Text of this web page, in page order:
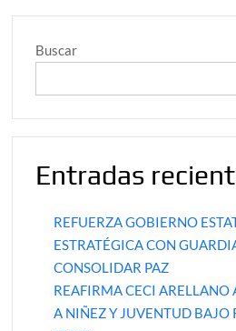
Buscar
Entradas
REFUERZA GOBIERNO
ESTRATÉGICA CON
CONSOLIDAR PAZ
REAFIRMA CECI
A NIÑEZ Y JUVENTUD BAJO